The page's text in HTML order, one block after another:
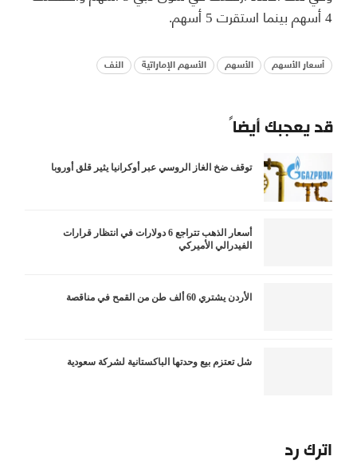
4 أسهم بينما استقرت 5 أسهم.
أسعار الأسهم الأسهم الأسهم الإماراتية النف
قد يعجبك أيضاً
توقف ضخ الغاز الروسي عبر أوكرانيا يثير قلق أوروبا
أسعار الذهب تتراجع 6 دولارات في انتظار قرارات
الفيدرالي الأميركي
الأردن يشتري 60 ألف طن من القمح في مناقصة
شل تعتزم بيع وحدتها الباكستانية لشركة سعودية
اترك رد